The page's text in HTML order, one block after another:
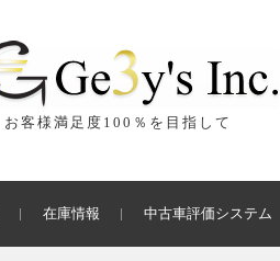
お客様満足度100％を目指して
在庫情報 中古車評価システム